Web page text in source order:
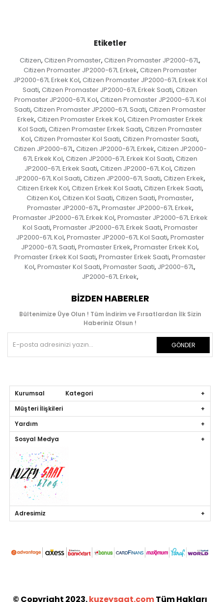
Etiketler
Citizen, Citizen Promaster, Citizen Promaster JP2000-67L,
Citizen Promaster JP2000-67L Erkek, Citizen Promaster
JP2000-67L Erkek Kol, Citizen Promaster JP2000-67L Erkek Kol
Saati, Citizen Promaster JP2000-67L Erkek Saati, Citizen
Promaster JP2000-67L Kol, Citizen Promaster JP2000-67L Kol
Saati, Citizen Promaster JP2000-67L Saati, Citizen Promaster
Erkek, Citizen Promaster Erkek Kol, Citizen Promaster Erkek
Kol Saati, Citizen Promaster Erkek Saati, Citizen Promaster
Kol, Citizen Promaster Kol Saati, Citizen Promaster Saati,
Citizen JP2000-67L, Citizen JP2000-67L Erkek, Citizen JP2000-
67L Erkek Kol, Citizen JP2000-67L Erkek Kol Saati, Citizen
JP2000-67L Erkek Saati, Citizen JP2000-67L Kol, Citizen
JP2000-67L Kol Saati, Citizen JP2000-67L Saati, Citizen Erkek,
Citizen Erkek Kol, Citizen Erkek Kol Saati, Citizen Erkek Saati,
Citizen Kol, Citizen Kol Saati, Citizen Saati, Promaster,
Promaster JP2000-67L, Promaster JP2000-67L Erkek,
Promaster JP2000-67L Erkek Kol, Promaster JP2000-67L Erkek
Kol Saati, Promaster JP2000-67L Erkek Saati, Promaster
JP2000-67L Kol, Promaster JP2000-67L Kol Saati, Promaster
JP2000-67L Saati, Promaster Erkek, Promaster Erkek Kol,
Promaster Erkek Kol Saati, Promaster Erkek Saati, Promaster
Kol, Promaster Kol Saati, Promaster Saati, JP2000-67L,
JP2000-67L Erkek,
BIZDEN HABERLER
Bültenimize Üye Olun ! Tüm İndirim ve Fırsatlardan İlk Sizin
Haberiniz Olsun !
GÖNDER
Kurumsal Kategori
Müşteri İlişkileri
Yardım
Sosyal Medya
Adresimiz
© Copyright 2023.kuzeysaat.comTüm Hakları